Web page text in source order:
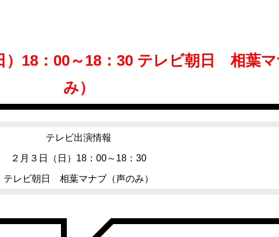
）18：00～18：30 テレビ朝日 相葉
み）
テレビ出演情報
２月３日（日）18：00～18：30
テレビ朝日 相葉マナブ（声のみ）